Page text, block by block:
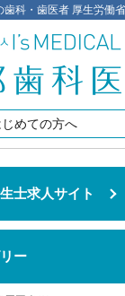
歯科・歯医者 厚生労働
じめての方へ
士求人サイト
ー